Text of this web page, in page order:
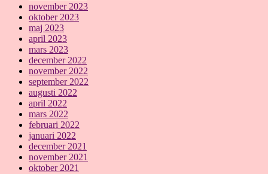
november 2023
oktober 2023
maj 2023
april 2023
mars 2023
december 2022
november 2022
september 2022
augusti 2022
april 2022
mars 2022
februari 2022
januari 2022
december 2021
november 2021
oktober 2021